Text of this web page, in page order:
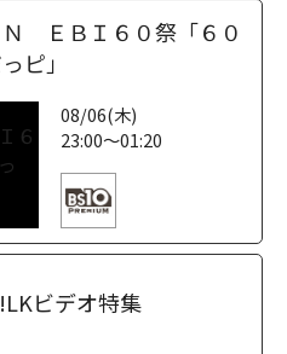
Ｎ ＥＢＩ６０祭「６０
ピ」
08/06(木)
23:00～01:20
ビデオ特集